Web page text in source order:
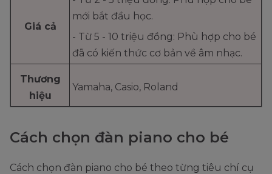
Giá cả
mới bắt đầu học.
- Từ 5 - 10 triệu đồng: Phù hợp cho bé
đã có kiến thức cơ bản về âm nhạc.
Thương
hiệu
Yamaha, Casio, Roland
Cách chọn đàn piano cho bé
Cách chọn đàn piano cho bé theo từng tiêu chí cụ